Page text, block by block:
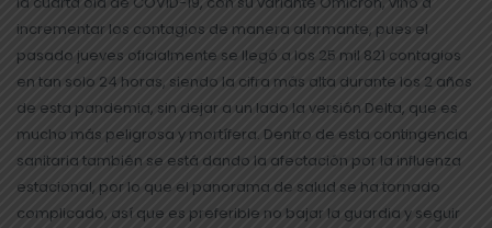
incrementar los contagios de manera alarmante, pues el
pasado jueves oficialmente se llegó a los 25 mil 821 contagios
en tan solo 24 horas, siendo la cifra más alta durante los 2 años
de esta pandemia, sin dejar a un lado la versión Delta, que es
mucho más peligrosa y mortífera. Dentro de esta contingencia
sanitaria también se está dando la afectación por la influenza
estacional, por lo que el panorama de salud se ha tornado
complicado, así que es preferible no bajar la guardia y seguir